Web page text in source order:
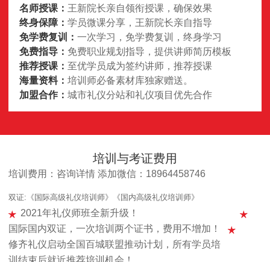
名师授课： 王新院长亲自领衔授课，确保效果
终身保障： 学员微课分享，王新院长亲自指导
免学费复训： 一次学习，免学费复训，终身学习
免费指导： 免费职业规划指导，提供讲师简历模板
推荐授课： 至优学员成为签约讲师，推荐授课
海量资料： 培训师必备素材库独家赠送。
加盟合作： 城市礼仪分站和礼仪项目优先合作
培训与考证费用
培训费用：咨询详情 添加微信：18964458746
双证:《国际高级礼仪培训师》《国内高级礼仪培训师》
2021年礼仪师班全新升级！
国际国内双证，一次培训两个证书，费用不增加！
修齐礼仪启动全国百城联盟推动计划，所有学员培